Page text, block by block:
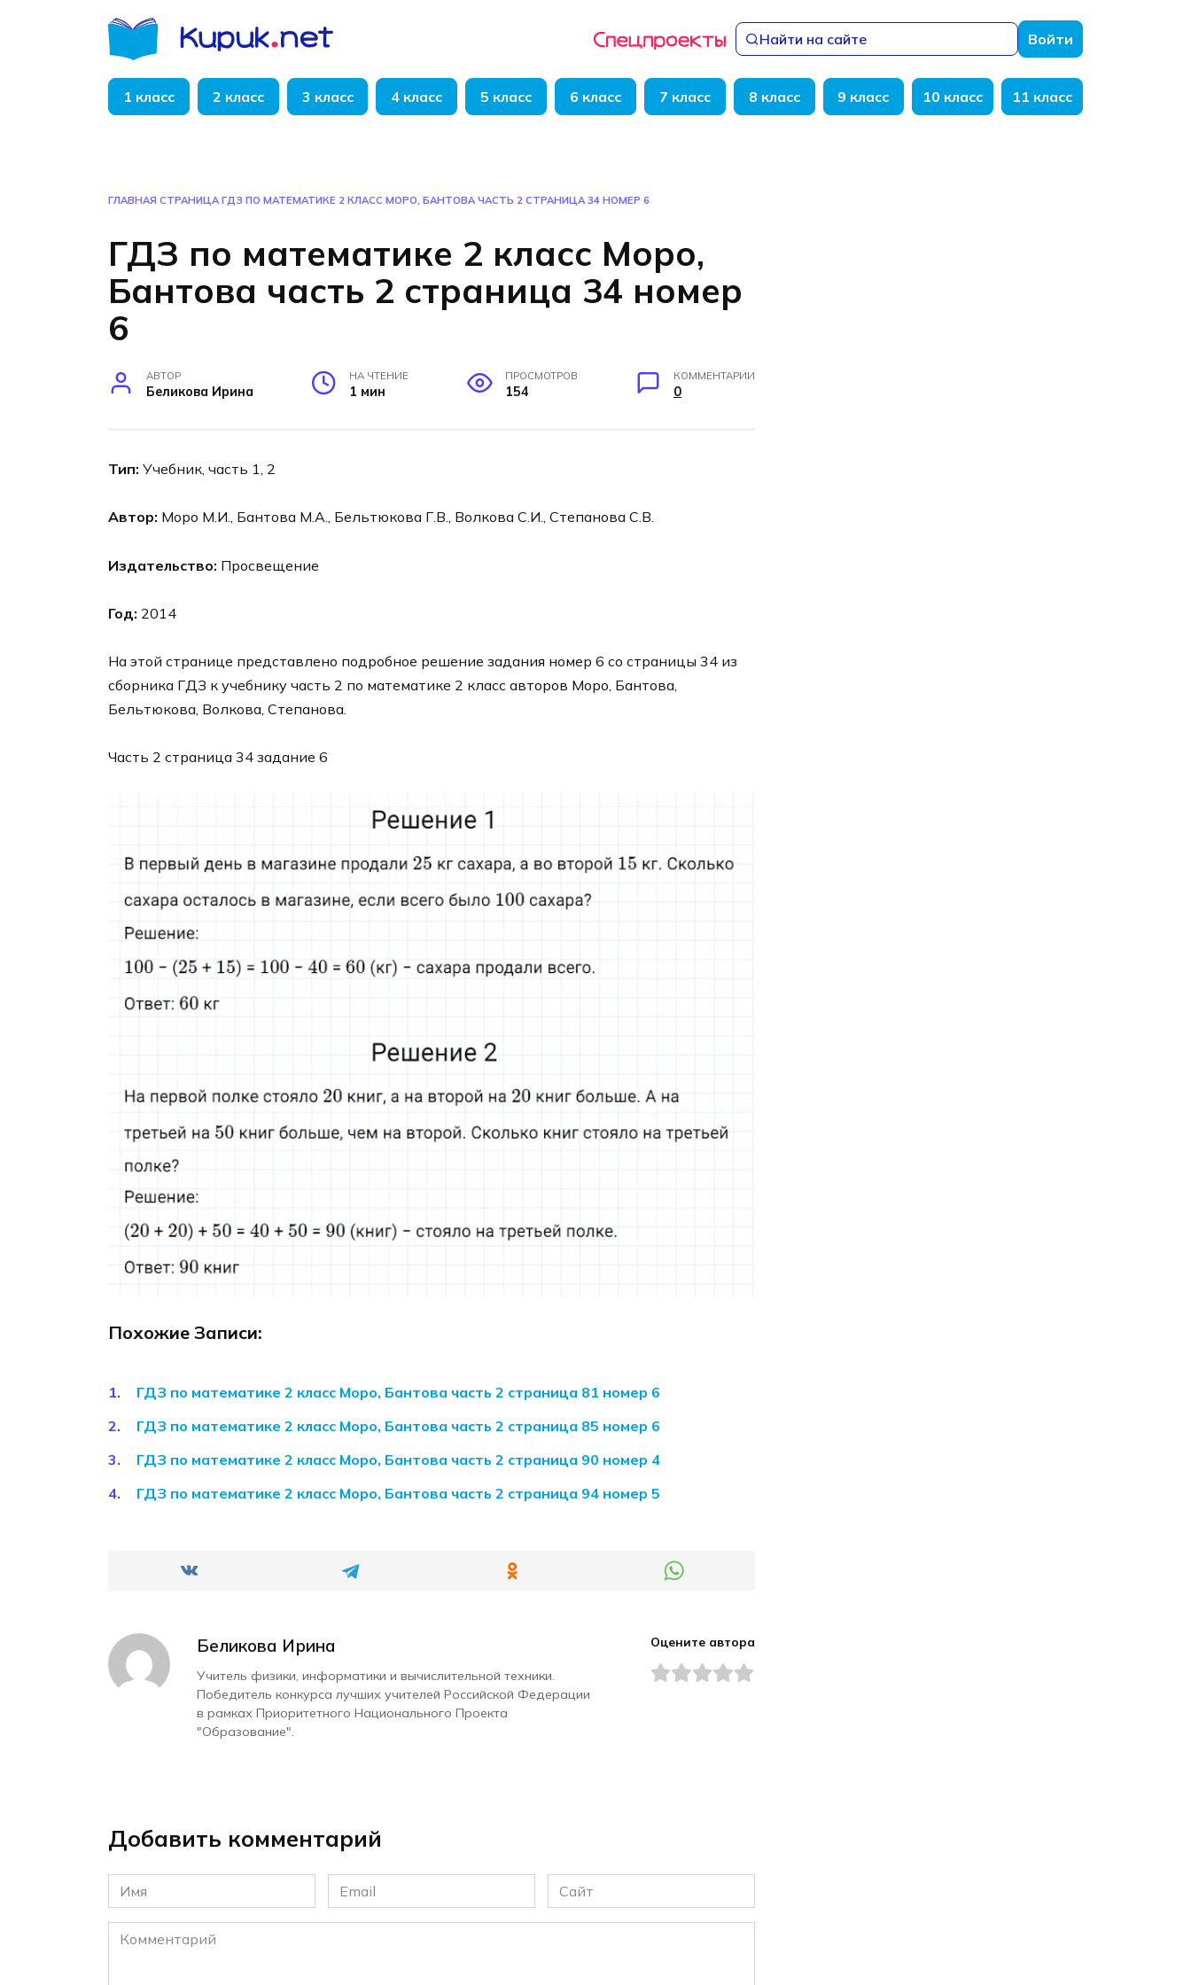
Найти на сайте Войти
1 класс 2 класс 3 класс 4 класс 5 класс 6 класс 7 класс 8 класс 9 класс 10 класс 11 класс
ГЛАВНАЯ СТРАНИЦА ГДЗ ПО МАТЕМАТИКЕ 2 КЛАСС МОРО, БАНТОВА ЧАСТЬ 2 СТРАНИЦА 34 НОМЕР 6
ГДЗ по математике 2 класс Моро,
Бантова часть 2 страница 34 номер
6
АВТОР
Беликова Ирина
НА ЧТЕНИЕ
1 мин
ПРОСМОТРОВ
154
КОММЕНТАРИИ
0
Тип: Учебник, часть 1, 2
Автор: Моро М.И., Бантова М.А., Бельтюкова Г.В., Волкова С.И., Степанова С.В.
Издательство: Просвещение
Год: 2014
На этой странице представлено подробное решение задания номер 6 со страницы 34 из
сборника ГДЗ к учебнику часть 2 по математике 2 класс авторов Моро, Бантова,
Бельтюкова, Волкова, Степанова.
Часть 2 страница 34 задание 6
Похожие Записи:
ГДЗ по математике 2 класс Моро, Бантова часть 2 страница 81 номер 6
ГДЗ по математике 2 класс Моро, Бантова часть 2 страница 85 номер 6
ГДЗ по математике 2 класс Моро, Бантова часть 2 страница 90 номер 4
ГДЗ по математике 2 класс Моро, Бантова часть 2 страница 94 номер 5
Беликова Ирина
Учитель физики, информатики и вычислительной техники.
Победитель конкурса лучших учителей Российской Федерации
в рамках Приоритетного Национального Проекта
"Образование".
Оцените автора
Добавить комментарий
Имя
*
Email
*
Сайт
Комментарий